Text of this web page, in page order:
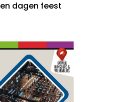
dagen feest